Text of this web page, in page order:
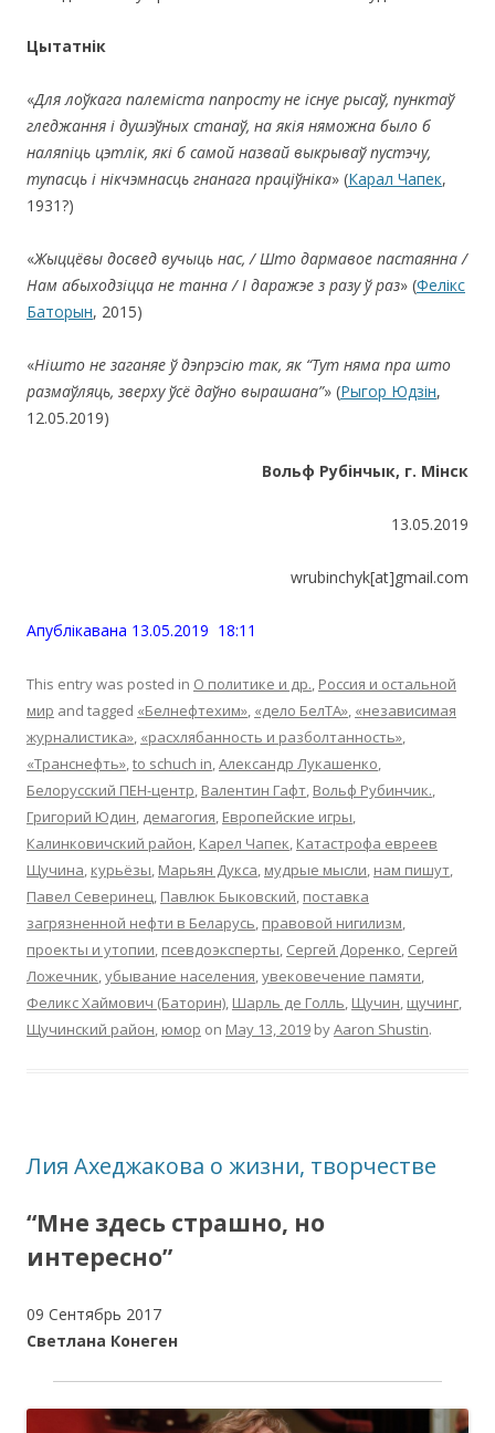
Цытатнік
«Для лоўкага палеміста папросту не існуе рысаў, пунктаў
гледжання і душэўных станаў, на якія няможна было б
наляпіць цэтлік, які б самой назвай выкрываў пустэчу,
тупасць і нікчэмнасць гнанага праціўніка» (Карал Чапек,
1931?)
«Жыццёвы досвед вучыць нас, / Што дармавое пастаянна /
Нам абыходзіцца не танна / І даражэе з разу ў раз» (Фелікс
Баторын, 2015)
«Нішто не заганяе ў дэпрэсію так, як “Тут няма пра што
размаўляць, зверху ўсё даўно вырашана”» (Рыгор Юдзін,
12.05.2019)
Вольф Рубінчык, г. Мінск
13.05.2019
wrubinchyk[at]gmail.com
Апублiкавана 13.05.2019 18:11
This entry was posted in О политике и др. Россия и остальной
мир and tagged «Белнефтехим» «дело БелТА» «независимая
журналистика» «расхлябанность и разболтанность»
«Транснефть» to schuch in Александр Лукашенко
Белорусский ПЕН-центр Валентин Гафт Вольф Рубинчик.
Григорий Юдин демагогия Европейские игры
Калинковичский район Карел Чапек Катастрофа евреев
Щучина курьёзы Марьян Дукса мудрые мысли нам пишут
Павел Северинец Павлюк Быковский поставка
загрязненной нефти в Беларусь правовой нигилизм
проекты и утопии псевдоэксперты Сергей Доренко Сергей
Ложечник убывание населения увековечение памяти
Феликс Хаймович (Баторин) Шарль де Голль Щучин щучинг
Щучинский район юмор on May 13, 2019 byAaron Shustin.
Лия Ахеджакова о жизни, творчестве
“Мне здесь страшно, но
интересно”
09 Сентябрь 2017
Светлана Конеген